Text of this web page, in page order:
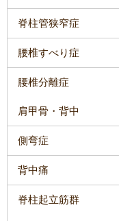
脊柱管狭窄症
腰椎すべり症
腰椎分離症
肩甲骨・背中
側弯症
背中痛
脊柱起立筋群